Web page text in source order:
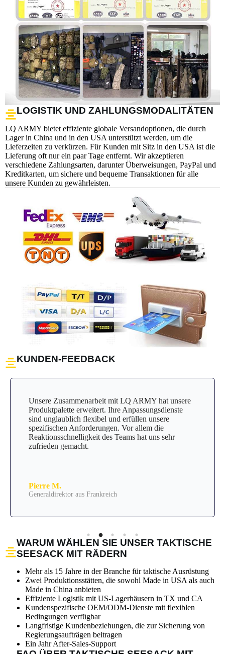
LOGISTIK UND ZAHLUNGSMODALITÄTEN
LQ ARMY bietet effiziente globale Versandoptionen, die durch
Lager in China und in den USA unterstützt werden, um die
Lieferzeiten zu verkürzen. Für Kunden mit Sitz in den USA ist die
Lieferung oft nur ein paar Tage entfernt. Wir akzeptieren
verschiedene Zahlungsarten, darunter Überweisungen, PayPal und
Kreditkarten, um sichere und bequeme Transaktionen für alle
unsere Kunden zu gewährleisten.
KUNDEN-FEEDBACK
Unsere Zusammenarbeit mit LQ ARMY hat unsere
Produktpalette erweitert. Ihre Anpassungsdienste
sind unglaublich flexibel und erfüllen unsere
spezifischen Anforderungen. Vor allem die
Reaktionsschnelligkeit des Teams hat uns sehr
zufrieden gemacht.
Pierre M.
Generaldirektor aus Frankreich
WARUM WÄHLEN SIE UNSER TAKTISCHE
SEESACK MIT RÄDERN
Mehr als 15 Jahre in der Branche für taktische Ausrüstung
Zwei Produktionsstätten, die sowohl Made in USA als auch
Made in China anbieten
Effiziente Logistik mit US-Lagerhäusern in TX und CA
Kundenspezifische OEM/ODM-Dienste mit flexiblen
Bedingungen verfügbar
Langfristige Kundenbeziehungen, die zur Sicherung von
Regierungsaufträgen beitragen
Ein Jahr After-Sales-Support